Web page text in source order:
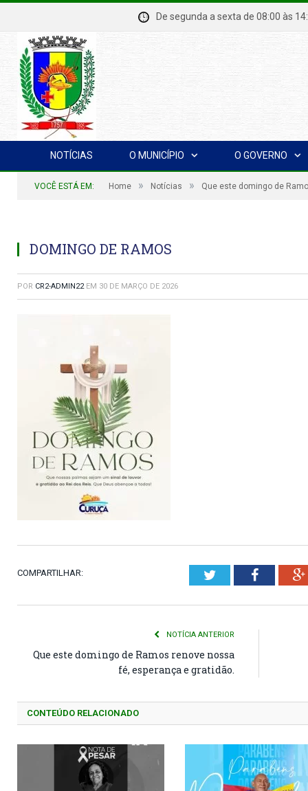
De segunda a sexta de 08:00
NOTÍCIAS O MUNICÍPIO O GOVERNO
VOCÊ ESTÁ EM: Home » Notícias » Que este domingo de
DOMINGO DE RAMOS
POR CR2-ADMIN22 EM 30 DE MARÇO DE 2026
COMPARTILHAR: Twitter
NOTÍCIA ANTERIOR
Que este domingo de Ramos renove nossa
fé, esperança e gratidão.
CONTEÚDO RELACIONADO